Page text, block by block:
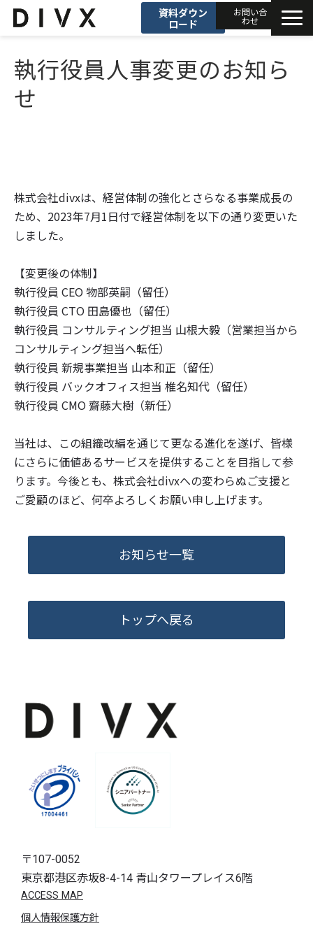
資料ダウン
ロード
お問い合
わせ
プロダクト
セミナー
会社情報
執行役員人事変更のお知ら
せ
株式会社divxは、経営体制の強化とさらなる事業成長の
ため、2023年7月1日付で経営体制を以下の通り変更いた
しました。
【変更後の体制】
執行役員 CEO 物部英嗣（留任）
執行役員 CTO 田島優也（留任）
執行役員 コンサルティング担当 山根大毅（営業担当から
コンサルティング担当へ転任）
執行役員 新規事業担当 山本和正（留任）
執行役員 バックオフィス担当 椎名知代（留任）
執行役員 CMO 齋藤大樹（新任）
当社は、この組織改編を通じて更なる進化を遂げ、皆様
にさらに価値あるサービスを提供することを目指して参
ります。今後とも、株式会社divxへの変わらぬご支援と
ご愛顧のほど、何卒よろしくお願い申し上げます。
お知らせ一覧
トップへ戻る
〒107-0052
東京都港区赤坂8-4-14 青山タワープレイス6階
ACCESS MAP
個人情報保護方針